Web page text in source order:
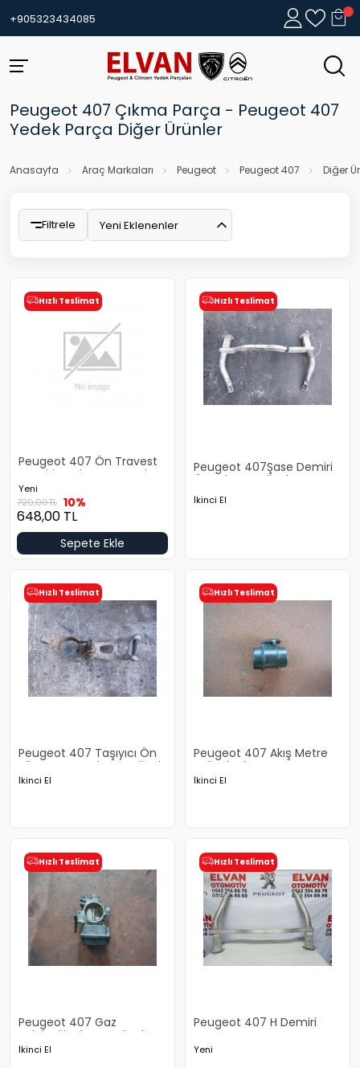
+905323434085
Peugeot 407 Çıkma Parça - Peugeot 407
Yedek Parça Diğer Ürünler
Anasayfa Araç Markaları Peugeot Peugeot 407 Diğer
Filtrele Yeni Eklenenler
Hızlı Teslimat
Peugeot 407 Ön Travest
Demiri Yeni Yan Sanayi
Yeni
720,00TL 10%
648,00 TL
Sepete Ekle
Hızlı Teslimat
Peugeot 407Şase Demiri
Ön Çıkma Orjinal
İkinci El
Hızlı Teslimat
Peugeot 407 Taşıyıcı Ön
Alimunyum Çıkma Orjinal
İkinci El
Hızlı Teslimat
Peugeot 407 Akış Metre
Orjinal Çıkma
İkinci El
Hızlı Teslimat
Peugeot 407 Gaz
Kelebeği Çıkma Orjinal
İkinci El
Hızlı Teslimat
Peugeot 407 H Demiri
Yeni